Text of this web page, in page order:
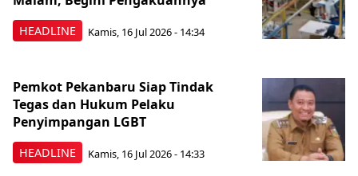
HEADLINE Kamis, 16 Jul 2026 - 14:34
HEADLINE
Pemkot Pekanbaru Siap Tindak
Tegas dan Hukum Pelaku
Penyimpangan LGBT
Kamis, 16 Jul 2026 - 14:33